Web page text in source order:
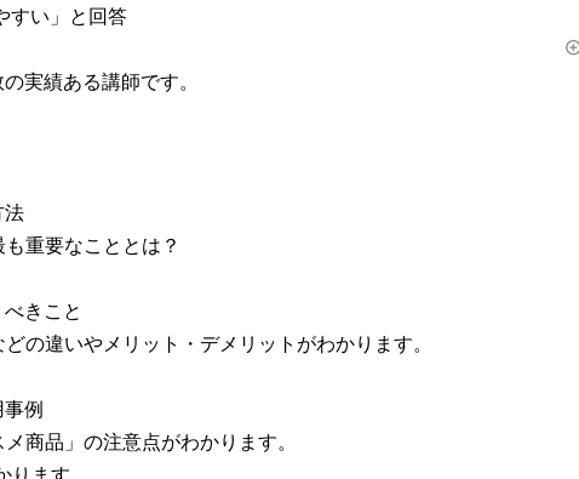
すい」と回答
実績ある講師です。
法
重要なこととは？
きこと
の違いやメリット・デメリットがわかります。
例
商品」の注意点がわかります。